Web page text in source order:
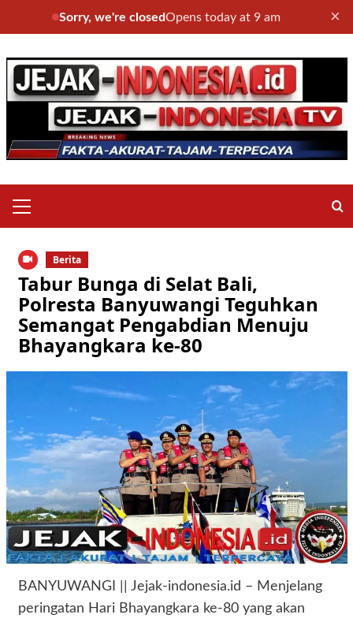
Sorry, we're closedOpens today at 9 am ×
to
content
Menu
Berita
Tabur Bunga di Selat Bali,
Polresta Banyuwangi Teguhkan
Semangat Pengabdian Menuju
Bhayangkara ke-80
BANYUWANGI || Jejak-indonesia.id – Menjelang
peringatan Hari Bhayangkara ke-80 yang akan